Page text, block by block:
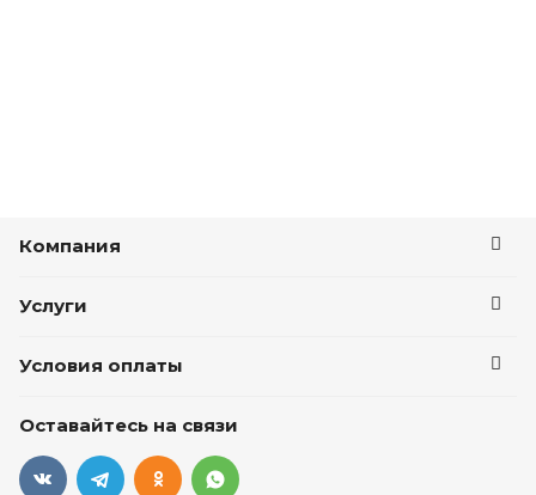
Компания
Услуги
Условия оплаты
Оставайтесь на связи